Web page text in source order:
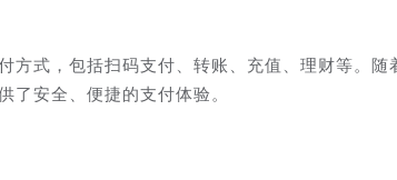
方式，包括扫码支付、转账、充值、理财等。随
了安全、便捷的支付体验。